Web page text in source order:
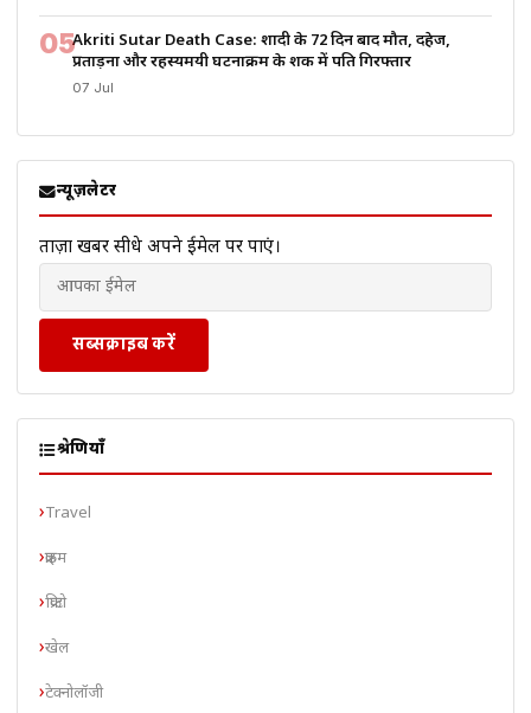
05Akriti Sutar Death Case: शादी के 72 दिन बाद मौत, दहेज,
प्रताड़ना और रहस्यमयी घटनाक्रम के शक में पति गिरफ्तार
07 Jul
न्यूज़लेटर
ताज़ा खबरें सीधे अपने ईमेल पर पाएं।
सब्सक्राइब करें
श्रेणियाँ
Travel
क्राइम
क्रिप्टो
खेल
टेक्नोलॉजी